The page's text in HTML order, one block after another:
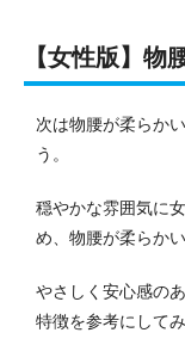
【女性版】物
次は物腰が柔らか
う。
穏やかな雰囲気に
め、物腰が柔らか
やさしく安心感の
特徴を参考にして